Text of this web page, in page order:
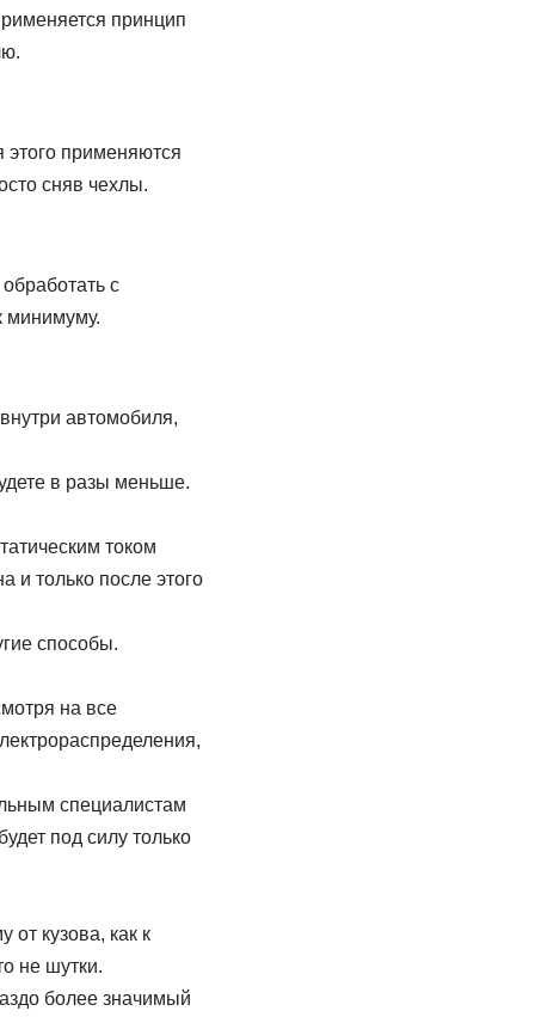
принцип
этого применяются
сняв чехлы.
с
минимуму.
автомобиля,
в разы меньше.
током
и только после этого
способы.
на все
специалистам
под силу только
от кузова, как к
не шутки.
более значимый